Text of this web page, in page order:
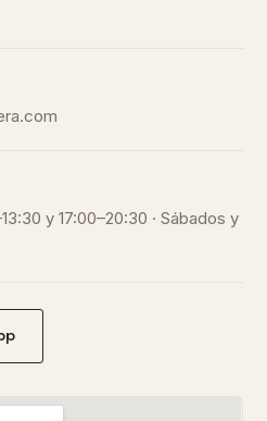
y 17:00–20:30 · Sábados y